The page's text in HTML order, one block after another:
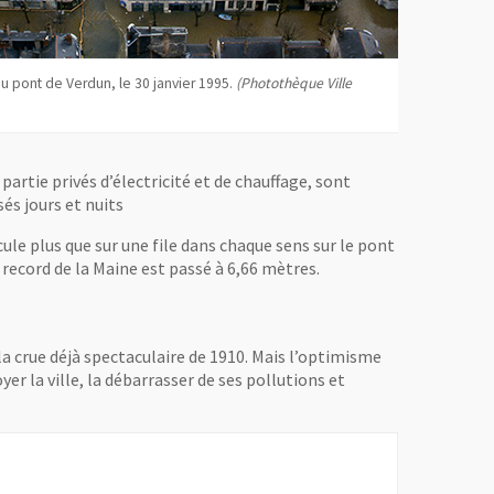
pont de Verdun, le 30 janvier 1995. (Photothèque Ville
privés d’électricité et de chauffage, sont
jours et nuits
plus que sur une file dans chaque sens sur le pont
de la Maine est passé à 6,66 mètres.
déjà spectaculaire de 1910. Mais l’optimisme
la ville, la débarrasser de ses pollutions et